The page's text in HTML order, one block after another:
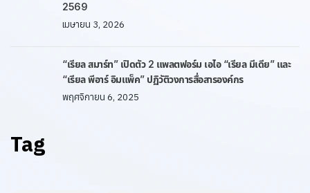
2569
เมษายน 3, 2026
“เรียล สมาร์ท” เปิดตัว 2 แพลตฟอร์ม เอไอ “เรียล มีเดีย” และ
“เรียล พีอาร์ อิมแพ็ค” ปฏิวัติวงการสื่อสารองค์กร
พฤศจิกายน 6, 2025
Tag